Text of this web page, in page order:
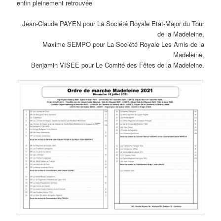
enfin pleinement retrouvée
Jean-Claude PAYEN pour La Société Royale Etat-Major du Tour
de la Madeleine,
Maxime SEMPO pour La Société Royale Les Amis de la
Madeleine,
Benjamin VISEE pour Le Comité des Fêtes de la Madeleine.